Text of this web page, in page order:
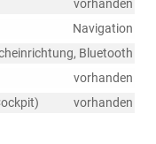
vorhanden
Navigation
Bluetooth
vorhanden
vorhanden